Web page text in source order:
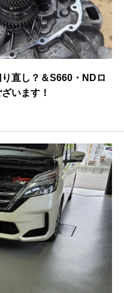
直し？＆S660・NDロ
います！